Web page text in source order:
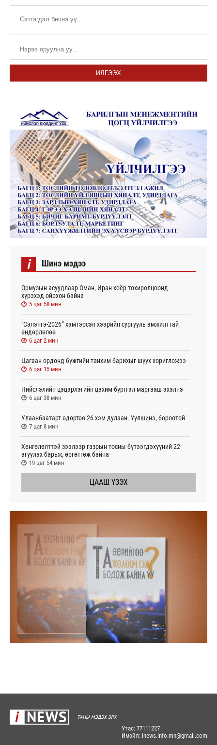
ИЛГЭЭХ
i Шинэ мэдээ
Ормузын асуудлаар Оман, Иран хоёр тохиролцоонд
хүрэхэд ойрхон байна
5 цаг 58 мин
"Сэлэнгэ-2026” хэмтэрсэн хээрийн сургууль амжилттай
өндөрлөлөө
6 цаг 2 мин
Цагаан ордонд бүжгийн танхим барихыг шүүх хоригложээ
6 цаг 15 мин
Нийслэлийн цэцэрлэгийн цахим бүртгэл маргааш эхэлнэ
6 цаг 38 мин
Улаанбаатарт өдөртөө 26 хэм дулаан. Үүлшинэ, бороотой
7 цаг 8 мин
Хөнгөлөлттэй зээлээр газрын тосны бүтээгдэхүүний 22
агуулах барьж, өргөтгөж байна
19 цаг 54 мин
ЦААШ ҮЗЭХ
Утас: 77111227
Имэйл: inews.info.mn@gmail.com